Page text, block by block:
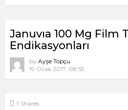
Januvıa 100 Mg Film
Endikasyonları
by Ayşe Topçu
19 Ocak 2017, 08:55
1 Shares